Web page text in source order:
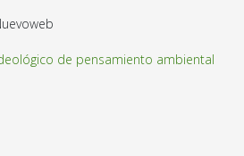
de pensamiento ambiental